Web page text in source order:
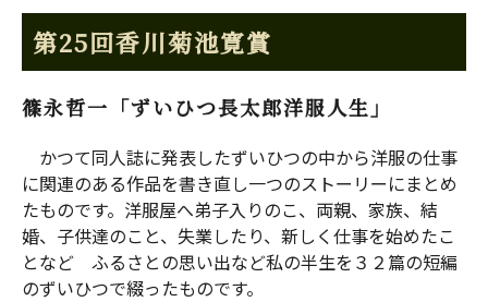
第25回香川菊池寛賞
篠永哲一「ずいひつ長太郎洋服人生」
かつて同人誌に発表したずいひつの中から洋服の仕事
に関連のある作品を書き直し一つのストーリーにまとめ
たものです。洋服屋へ弟子入りのこ、両親、家族、結
婚、子供達のこと、失業したり、新しく仕事を始めたこ
となど ふるさとの思い出など私の半生を３２篇の短編
のずいひつで綴ったものです。